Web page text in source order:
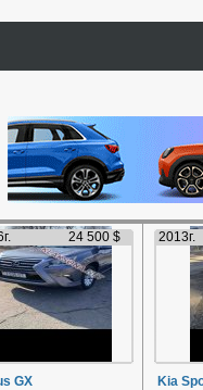
24 500 $
GX
2013г.
Kia